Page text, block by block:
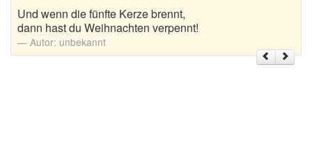
Weihnachtssprüche für Kinder
Weihnachtssprüche geschäftlich
Und wenn die fünfte Kerze brennt,
dann hast du Weihnachten verpennt!
Autor: unbekannt